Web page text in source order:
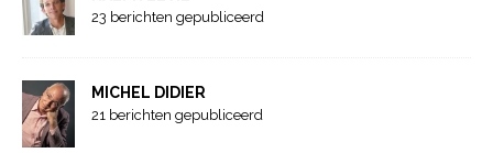
23 berichten gepubliceerd
MICHEL DIDIER
21 berichten gepubliceerd